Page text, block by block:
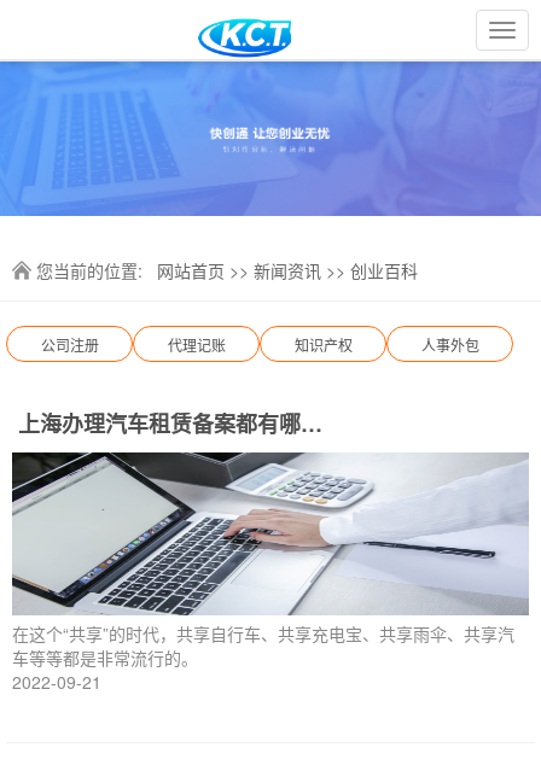
您当前的位置: 网站首页 >> 新闻资讯 >> 创业百科
公司注册 代理记账 知识产权 人事外包
上海办理汽车租赁备案都有哪些条件
在这个“共享”的时代，共享自行车、共享充电宝、共享雨伞、共享汽
车等等都是非常流行的。
2022-09-21